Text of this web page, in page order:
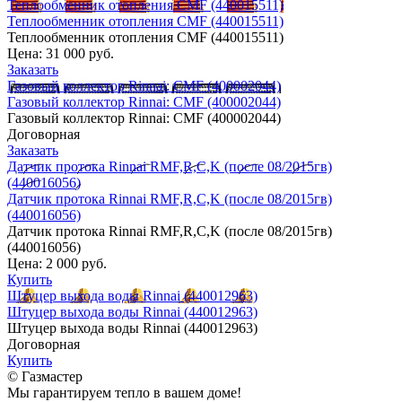
Теплообменник отопления CMF (440015511)
Теплообменник отопления CMF (440015511)
Теплообменник отопления CMF (440015511)
Цена: 31 000 руб.
Заказать
Газовый коллектор Rinnai: CMF (400002044)
Газовый коллектор Rinnai: CMF (400002044)
Газовый коллектор Rinnai: CMF (400002044)
Договорная
Заказать
Датчик протока Rinnai RMF,R,C,K (после 08/2015гв)
(440016056)
Датчик протока Rinnai RMF,R,C,K (после 08/2015гв)
(440016056)
Датчик протока Rinnai RMF,R,C,K (после 08/2015гв)
(440016056)
Цена: 2 000 руб.
Купить
Штуцер выхода воды Rinnai (440012963)
Штуцер выхода воды Rinnai (440012963)
Штуцер выхода воды Rinnai (440012963)
Договорная
Купить
© Газмастер
Мы гарантируем тепло в вашем доме!